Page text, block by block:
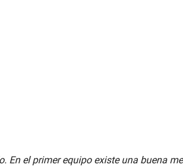
En el primer equipo existe una buena